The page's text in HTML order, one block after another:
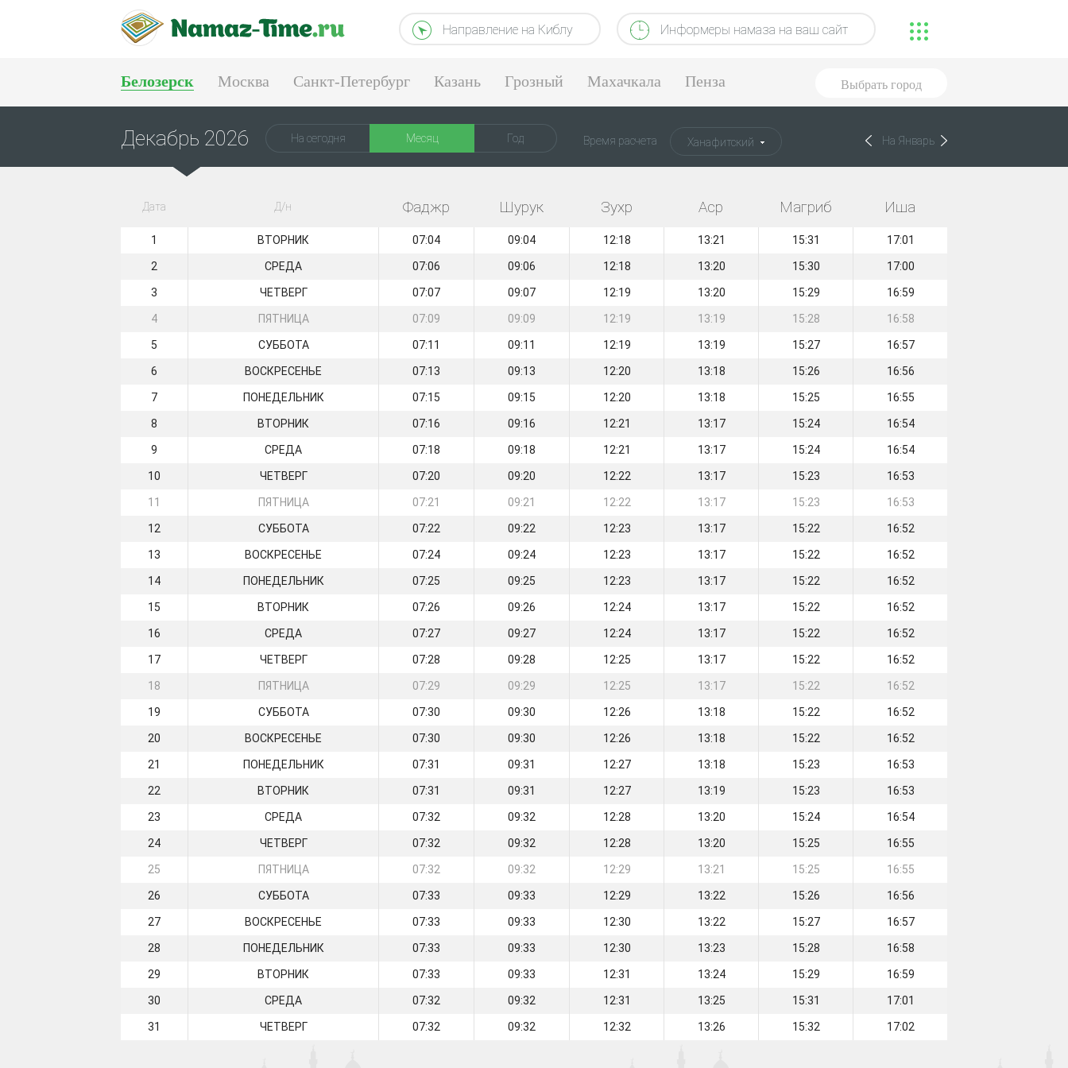
Информеры намаза на ваш сайт
Направление на Киблу
Белозерск Москва Санкт-Петербург Казань Грозный Махачкала Пенза Выбрать город
Декабрь 2026 На сегодня Месяц Год Время расчета Ханафитский На Январь
Дата Д/н Фаджр Шурук Зухр Аср Магриб Иша
1 ВТОРНИК 07:04 09:04 12:18 13:21 15:31 17:01
2 СРЕДА 07:06 09:06 12:18 13:20 15:30 17:00
3 ЧЕТВЕРГ 07:07 09:07 12:19 13:20 15:29 16:59
4 ПЯТНИЦА 07:09 09:09 12:19 13:19 15:28 16:58
5 СУББОТА 07:11 09:11 12:19 13:19 15:27 16:57
6 ВОСКРЕСЕНЬЕ 07:13 09:13 12:20 13:18 15:26 16:56
7 ПОНЕДЕЛЬНИК 07:15 09:15 12:20 13:18 15:25 16:55
8 ВТОРНИК 07:16 09:16 12:21 13:17 15:24 16:54
9 СРЕДА 07:18 09:18 12:21 13:17 15:24 16:54
10 ЧЕТВЕРГ 07:20 09:20 12:22 13:17 15:23 16:53
11 ПЯТНИЦА 07:21 09:21 12:22 13:17 15:23 16:53
12 СУББОТА 07:22 09:22 12:23 13:17 15:22 16:52
13 ВОСКРЕСЕНЬЕ 07:24 09:24 12:23 13:17 15:22 16:52
14 ПОНЕДЕЛЬНИК 07:25 09:25 12:23 13:17 15:22 16:52
15 ВТОРНИК 07:26 09:26 12:24 13:17 15:22 16:52
16 СРЕДА 07:27 09:27 12:24 13:17 15:22 16:52
17 ЧЕТВЕРГ 07:28 09:28 12:25 13:17 15:22 16:52
18 ПЯТНИЦА 07:29 09:29 12:25 13:17 15:22 16:52
19 СУББОТА 07:30 09:30 12:26 13:18 15:22 16:52
20 ВОСКРЕСЕНЬЕ 07:30 09:30 12:26 13:18 15:22 16:52
21 ПОНЕДЕЛЬНИК 07:31 09:31 12:27 13:18 15:23 16:53
22 ВТОРНИК 07:31 09:31 12:27 13:19 15:23 16:53
23 СРЕДА 07:32 09:32 12:28 13:20 15:24 16:54
24 ЧЕТВЕРГ 07:32 09:32 12:28 13:20 15:25 16:55
25 ПЯТНИЦА 07:32 09:32 12:29 13:21 15:25 16:55
26 СУББОТА 07:33 09:33 12:29 13:22 15:26 16:56
27 ВОСКРЕСЕНЬЕ 07:33 09:33 12:30 13:22 15:27 16:57
28 ПОНЕДЕЛЬНИК 07:33 09:33 12:30 13:23 15:28 16:58
29 ВТОРНИК 07:33 09:33 12:31 13:24 15:29 16:59
30 СРЕДА 07:32 09:32 12:31 13:25 15:31 17:01
31 ЧЕТВЕРГ 07:32 09:32 12:32 13:26 15:32 17:02